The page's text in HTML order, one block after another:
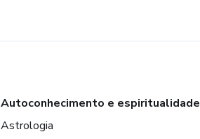
Autoconhecimento e espiritualidade
Astrologia